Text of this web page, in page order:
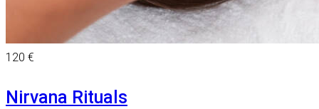
120 €
Nirvana Rituals